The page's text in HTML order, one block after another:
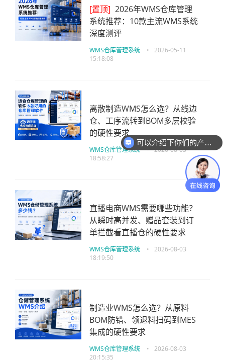
[置顶] 2026年WMS仓库管理
系统推荐：10款主流WMS系统
深度测评
WMS仓库管理系统 •
2026-05-11
15:18:08
离散制造WMS怎么选？从线边
仓、工序流转到BOM多层校验
的硬性要求
WMS仓库管理系统 • 2026-08-03
18:58:27
直播电商WMS需要哪些功能？
从瞬时高并发、赠品套装到订
单拦截看直播仓的硬性要求
WMS仓库管理系统 •
2026-08-03
18:19:50
制造业WMS怎么选？从原料
BOM防错、领退料扫码到MES
集成的硬性要求
WMS仓库管理系统 •
2026-08-03
20:15:35
可以介绍下你们的产品么